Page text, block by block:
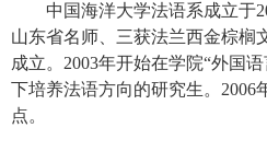
中国海洋大学法语系成立于
山东省名师、三获法兰西金棕榈
成立。2003年开始在学院“外国
下培养法语方向的研究生。2006
点。